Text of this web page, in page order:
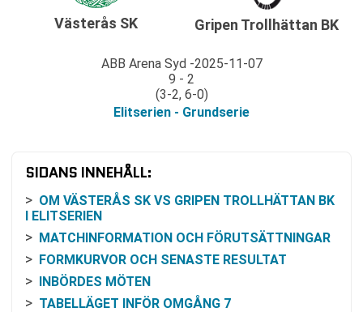
Västerås SK
ABB Arena Syd 2025-11-07
9 - 2
(3-2, 6-0)
Elitserien - Grundserie
Gripen Trollhättan BK
SIDANS INNEHÅLL:
OM VÄSTERÅS SK VS GRIPEN TROLLHÄTTAN BK
I ELITSERIEN
MATCHINFORMATION OCH FÖRUTSÄTTNINGAR
FORMKURVOR OCH SENASTE RESULTAT
INBÖRDES MÖTEN
TABELLÄGET INFÖR OMGÅNG 7